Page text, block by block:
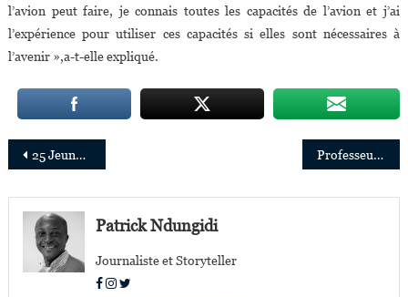
l’avion peut faire, je connais toutes les capacités de l’avion et j’ai
l’expérience pour utiliser ces capacités si elles sont nécessaires à
l’avenir »,a-t-elle expliqué.
Navigation
de
l’article
25 Jeunes pilotes africains qui font la différence dans l’espace aérien en Afrique et dans le monde Professeur Michel Ekwalanga:«mon protocole de traitement du Covid-19 utilise trois molécules »
Patrick Ndungidi
Journaliste et Storyteller